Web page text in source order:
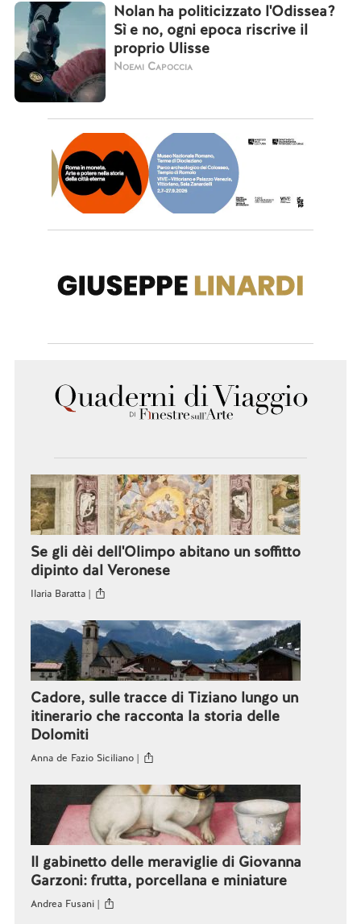
Nolan ha politicizzato l'Odissea?
Sì e no, ogni epoca riscrive il
proprio Ulisse
Noemi Capoccia
Se gli dèi dell'Olimpo abitano un soffitto
dipinto dal Veronese
Ilaria Baratta |
Cadore, sulle tracce di Tiziano lungo un
itinerario che racconta la storia delle
Dolomiti
Anna de Fazio Siciliano |
Il gabinetto delle meraviglie di Giovanna
Garzoni: frutta, porcellana e miniature
Andrea Fusani |